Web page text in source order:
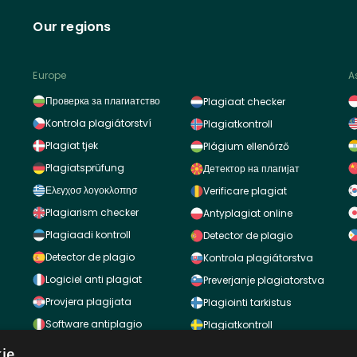
Our regions
Europe
Проверка за плагиатство
Kontrola plagiátorství
Plagiat tjek
Plagiatsprüfung
Ελεγχοσ λογοκλοπησ
Plagiarism checker
Plagiaadi kontroll
Detector de plagio
Logiciel anti plagiat
Provjera plagijata
Software antiplagio
Plagiaat checker
Plagiatkontroll
Plágium ellenőrző
Детектор на плагијат
Verificare plagiat
Antyplagiat online
Detector de plagio
Kontrola plagiátorstva
Preverjanje plagiatorstva
Plagiointi tarkistus
Plagiatkontroll